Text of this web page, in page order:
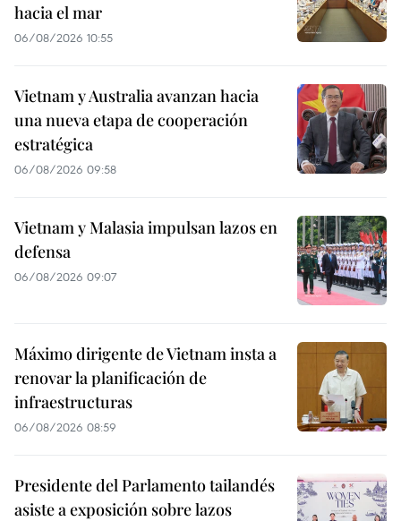
hacia el mar
06/08/2026 10:55
Vietnam y Australia avanzan hacia
una nueva etapa de cooperación
estratégica
06/08/2026 09:58
Vietnam y Malasia impulsan lazos en
defensa
06/08/2026 09:07
Máximo dirigente de Vietnam insta a
renovar la planificación de
infraestructuras
06/08/2026 08:59
Presidente del Parlamento tailandés
asiste a exposición sobre lazos